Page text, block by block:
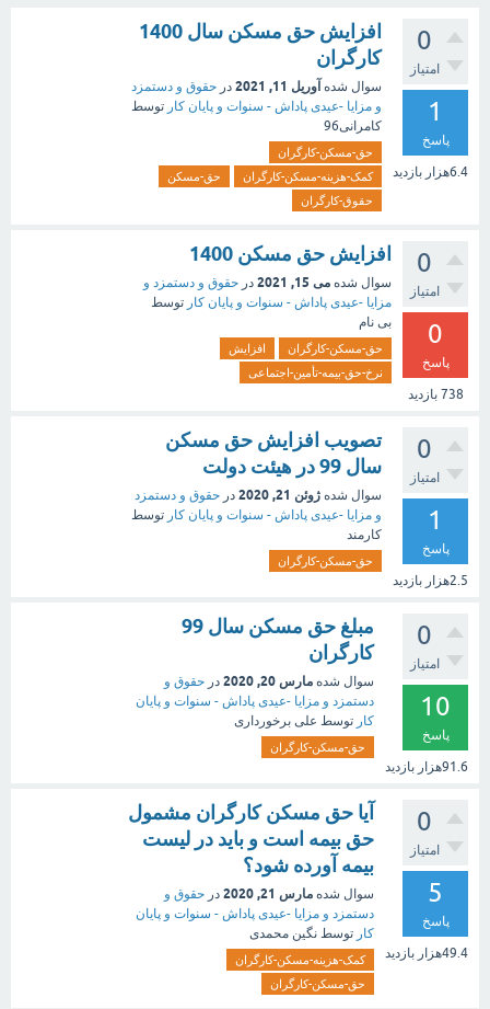
0
امتیاز
1
پاسخ
6.4هزار بازدید
افزایش حق مسکن سال 1400
کارگران
سوال شده آوریل 11, 2021 در حقوق و دستمزد
و مزایا -عیدی پاداش - سنوات و پایان کار توسط
کامرانی96
حق-مسکن-کارگران
کمک-هزینه-مسکن-کارگران
حق-مسکن
حقوق-کارگران
0
امتیاز
0
پاسخ
738 بازدید
افزایش حق مسکن 1400
سوال شده می 15, 2021 در حقوق و دستمزد و
مزایا -عیدی پاداش - سنوات و پایان کار توسط
بی نام
حق-مسکن-کارگران
افزایش
نرخ-حق-بیمه-تأمین-اجتماعی
0
امتیاز
1
پاسخ
2.5هزار بازدید
تصویب افزایش حق مسکن
سال 99 در هیئت دولت
سوال شده ژوئن 21, 2020 در حقوق و دستمزد
و مزایا -عیدی پاداش - سنوات و پایان کار توسط
کارمند
حق-مسکن-کارگران
0
امتیاز
10
پاسخ
91.6هزار بازدید
مبلغ حق مسکن سال 99
کارگران
سوال شده مارس 20, 2020 در حقوق و
دستمزد و مزایا -عیدی پاداش - سنوات و پایان
کار توسط علی برخورداری
حق-مسکن-کارگران
0
امتیاز
5
پاسخ
49.4هزار بازدید
آیا حق مسکن کارگران مشمول
حق بیمه است و باید در لیست
بیمه آورده شود؟
سوال شده مارس 21, 2020 در حقوق و
دستمزد و مزایا -عیدی پاداش - سنوات و پایان
کار توسط نگین محمدی
کمک-هزینه-مسکن-کارگران
حق-مسکن-کارگران